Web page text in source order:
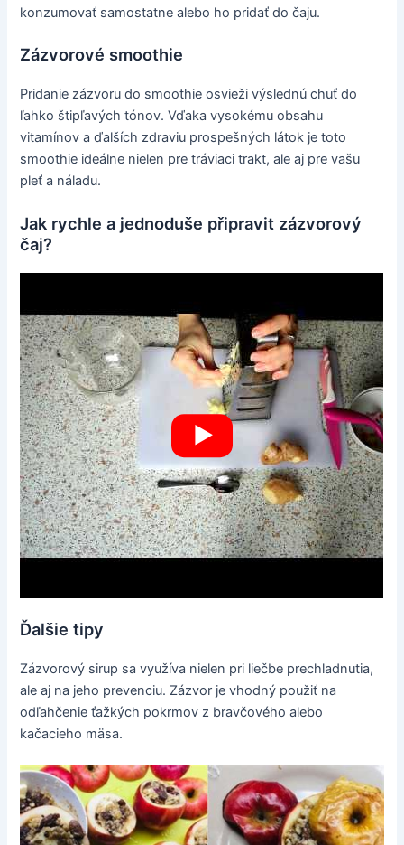
konzumovať samostatne alebo ho pridať do čaju.
Zázvorové smoothie
Pridanie zázvoru do smoothie osvieži výslednú chuť do
ľahko štipľavých tónov. Vďaka vysokému obsahu
vitamínov a ďalších zdraviu prospešných látok je toto
smoothie ideálne nielen pre tráviaci trakt, ale aj pre vašu
pleť a náladu.
Jak rychle a jednoduše připravit zázvorový
čaj?
Ďalšie tipy
Zázvorový sirup sa využíva nielen pri liečbe prechladnutia,
ale aj na jeho prevenciu. Zázvor je vhodný použiť na
odľahčenie ťažkých pokrmov z bravčového alebo
kačacieho mäsa.